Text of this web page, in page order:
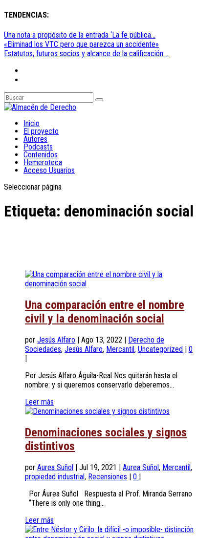
TENDENCIAS:
Una nota a propósito de la entrada ‘La fe pública...
«Eliminad los VTC pero que parezca un accidente»
Estatutos, futuros socios y alcance de la calificación ...
Inicio
El proyecto
Autores
Podcasts
Contenidos
Hemeroteca
Acceso Usuarios
Seleccionar página
Etiqueta: denominación social
Una comparación entre el nombre
civil y la denominación social
porJesús Alfaro |Ago 13, 2022
Derecho de
Sociedades,Jesús Alfaro, Mercantil,Uncategorized |0
Por Jesús Alfaro Águila-Real Nos quitarán hasta el
nombre: y si queremos conservarlo deberemos...
Leer más
Denominaciones sociales y signos
distintivos
porAurea Suñol |Jul 19, 2021 |Aurea Suñol, Mercantil,
propiedad industrial, Recensiones |0 |
Por Áurea Suñol Respuesta al Prof. Miranda Serrano
“There is only one thing...
Leer más